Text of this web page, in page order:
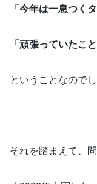
「今年は一息つく
「頑張っていたこ
ということなのでし
それを踏まえて、